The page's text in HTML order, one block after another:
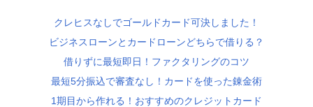
クレヒスなしでゴールドカード可決しました！
ビジネスローンとカードローンどちらで借りる？
借りずに最短即日！ファクタリングのコツ
最短5分振込で審査なし！カードを使った錬金術
1期目から作れる！おすすめのクレジットカード